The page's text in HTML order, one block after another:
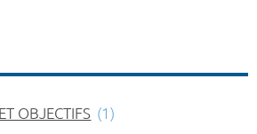
OBJECTIFS (1)